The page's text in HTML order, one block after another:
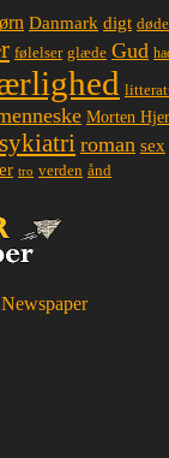
Danmark digt
følelser glæde Gud
Morten
roman sex
tro verden ånd